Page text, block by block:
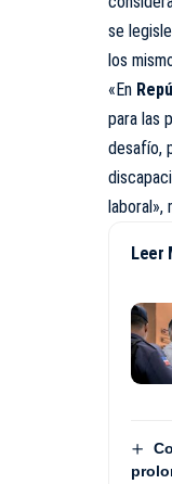
se
los
«En
para las
desafío,
laboral»,
Leer